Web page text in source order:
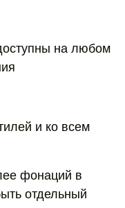
на любом
и ко всем
фонаций в
отдельный